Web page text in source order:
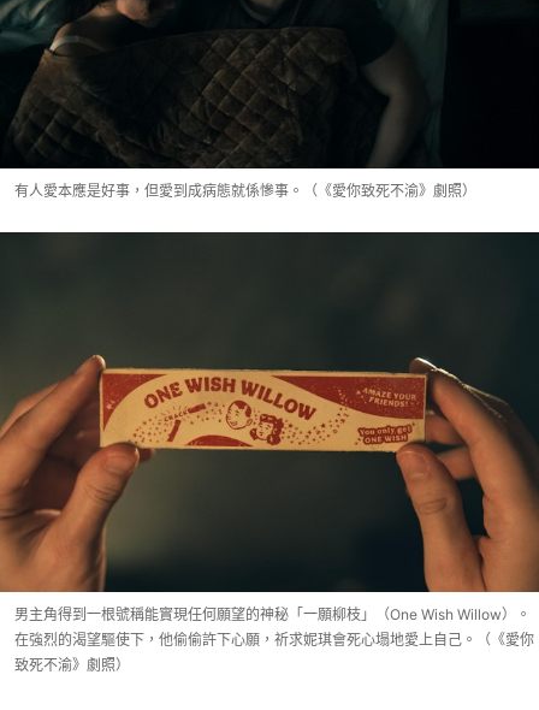
有人愛本應是好事，但愛到成病態就係慘事。（《愛你致死不渝》劇照）
男主角得到一根號稱能實現任何願望的神秘「一願柳枝」（One Wish Willow）。
在強烈的渴望驅使下，他偷偷許下心願，祈求妮琪會死心塌地愛上自己。（《愛你
致死不渝》劇照）